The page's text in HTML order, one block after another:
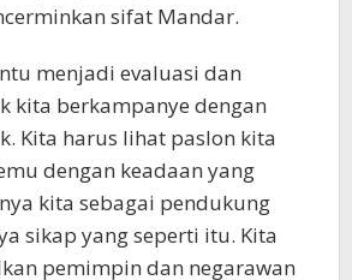
sifat Mandar.
menjadi evaluasi dan
kita berkampanye dengan
Kita harus lihat paslon kita
dengan keadaan yang
kita sebagai pendukung
sikap yang seperti itu. Kita
pemimpin dan negarawan